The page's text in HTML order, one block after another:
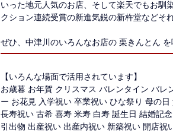
いった地元人気のお店、そして楽天でもお馴
クション連続受賞の新進気鋭の新杵堂などそ
ぜひ、中津川のいろんなお店の 栗きんとん を
【いろんな場面で活用されています】
お歳暮 お年賀 クリスマス バレンタイン バレ
ー お花見 入学祝い 卒業祝い ひな祭り 母の
長寿祝い 古希 喜寿 米寿 白寿 誕生日 結婚記
引出物 出産祝い 出産内祝い 新築祝い 開店祝